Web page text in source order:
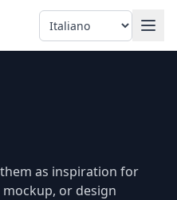
Language
as inspiration for
or design